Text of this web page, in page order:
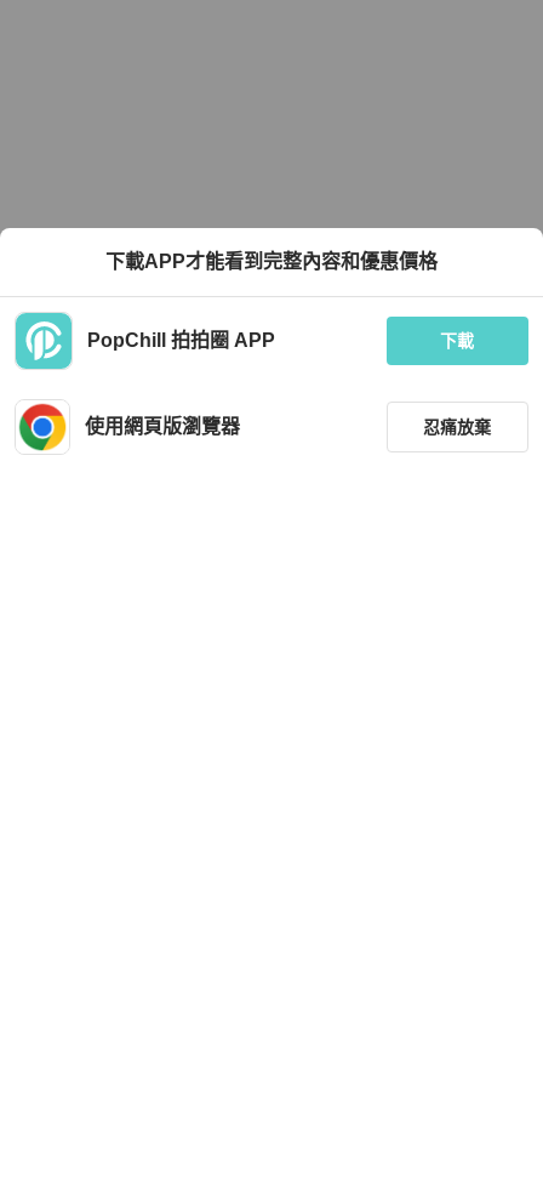
下載APP才能看到完整內容和優惠價格
PopChill 拍拍圈 APP 下載
使用網頁版瀏覽器 忍痛放棄